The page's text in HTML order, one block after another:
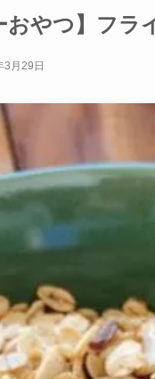
おやつ】フ
3月29日